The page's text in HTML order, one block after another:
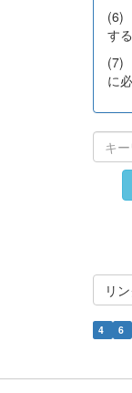
(6)
す
(7)
に
リ
4 6